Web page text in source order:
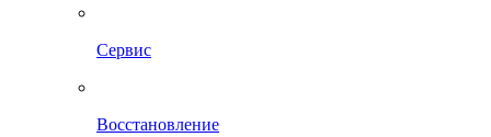
Сервис
Восстановление